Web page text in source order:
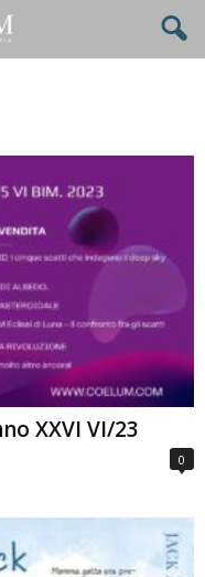
XXVI VI/23
0